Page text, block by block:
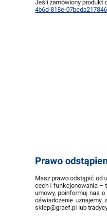
Jeśli zamówiony produkt
4b6d-818e-
Prawo
Masz prawo odstąpić od
cech i funkcjonowania –
umowy, poinformuj nas
oświadczenie uznajemy
sklep@graef.pl lub